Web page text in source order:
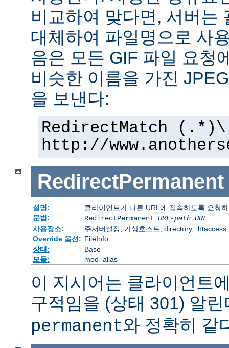
비교하여 맞다면, 서버는
대체하여 파일명으로 사
음은 모든 GIF 파일 요청
비슷한 이름을 가진
을 보낸다:
RedirectMatch
http://
RedirectPermanent
설명:
클라이언트가 다른 URL에 접속하도록 요청
문법:
RedirectPermanent URL-path URL
사용장소:
주서버설정, 가상호스트, directory, .htaccess
Override 옵션: FileInfo
상태:
Base
모듈:
mod_alias
이 지시어는 클라이언트
구적임을 (상태 301) 알
permanent와 정확히 같